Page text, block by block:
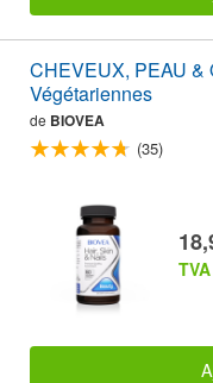
CHEVEUX, PEAU &
Végétariennes
de BIOVEA
(35)